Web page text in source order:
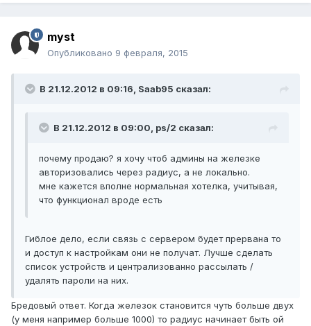
myst
Опубликовано 9 февраля, 2015
В 21.12.2012 в 09:16, Saab95 сказал:
В 21.12.2012 в 09:00, ps/2 сказал:
почему продаю? я хочу чтоб админы на железке
авторизовались через радиус, а не локально.
мне кажется вполне нормальная хотелка, учитывая,
что функционал вроде есть
Гиблое дело, если связь с сервером будет прервана то
и доступ к настройкам они не получат. Лучше сделать
список устройств и централизованно рассылать /
удалять пароли на них.
Бредовый ответ. Когда железок становится чуть больше двух
(у меня например больше 1000) то радиус начинает быть ой